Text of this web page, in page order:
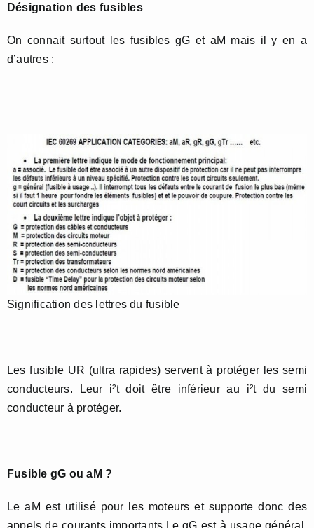
Désignation des fusibles
On connait surtout les fusibles gG et aM mais il y en a
d’autres :
Signification des lettres du fusible
Les fusible UR (ultra rapides) servent à protéger les semi
conducteurs. Leur i²t doit être inférieur au i²t du semi
conducteur à protéger.
Fusible gG ou aM ?
Le aM est utilisé pour les moteurs et supporte donc des
appels de courants importants.Le gG est à usage général,